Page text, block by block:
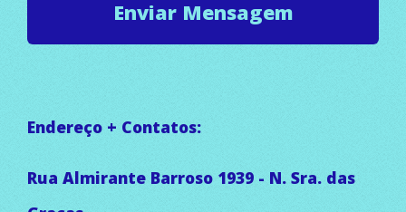
Endereço + Contatos:
Rua Almirante Barroso 1939 - N. Sra. das